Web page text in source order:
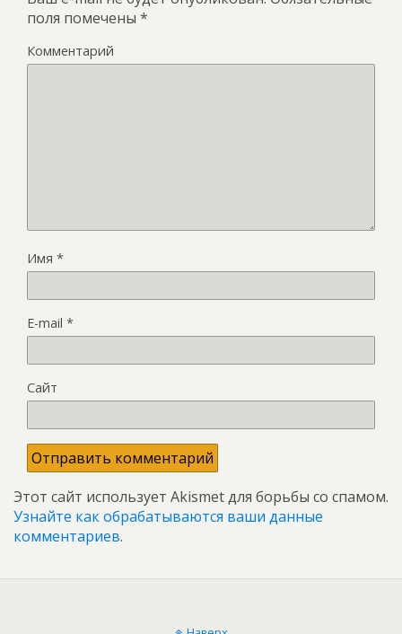
поля помечены *
Комментарий
Имя *
E-mail *
Сайт
Этот сайт использует Akismet для борьбы со спамом.
Узнайте как обрабатываются ваши данные
комментариев.